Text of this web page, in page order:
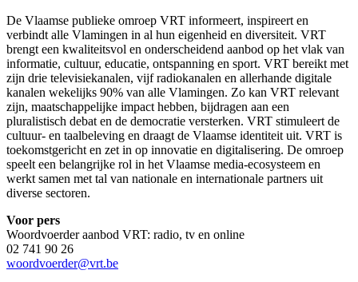
De Vlaamse publieke omroep VRT informeert, inspireert en
verbindt alle Vlamingen in al hun eigenheid en diversiteit. VRT
brengt een kwaliteitsvol en onderscheidend aanbod op het vlak van
informatie, cultuur, educatie, ontspanning en sport. VRT bereikt met
zijn drie televisiekanalen, vijf radiokanalen en allerhande digitale
kanalen wekelijks 90% van alle Vlamingen. Zo kan VRT relevant
zijn, maatschappelijke impact hebben, bijdragen aan een
pluralistisch debat en de democratie versterken. VRT stimuleert de
cultuur- en taalbeleving en draagt de Vlaamse identiteit uit. VRT is
toekomstgericht en zet in op innovatie en digitalisering. De omroep
speelt een belangrijke rol in het Vlaamse media-ecosysteem en
werkt samen met tal van nationale en internationale partners uit
diverse sectoren.
Voor pers
Woordvoerder aanbod VRT: radio, tv en online
02 741 90 26
woordvoerder@vrt.be